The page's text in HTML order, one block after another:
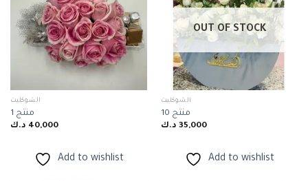
Add to
wishlist
الشوكليت
منتج 1
40,000 د.ك
Add to wishlist
Add to
wishlist
OUT OF STOCK
الشوكليت
منتج 10
35,000 د.ك
Add to wishlist